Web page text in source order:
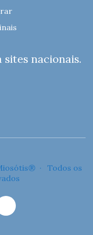
sites nacionais.
· Todos os